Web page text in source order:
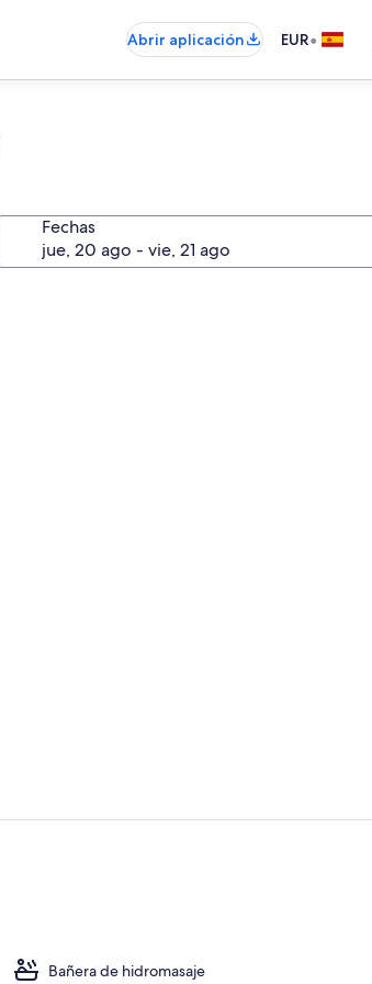
Abrir aplicación EUR•
Fechas
Bañera de hidromasaje